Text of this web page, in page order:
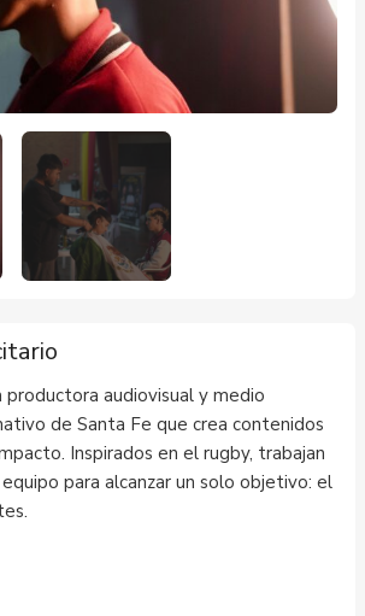
productora audiovisual y medio
de Santa Fe que crea contenidos
Inspirados en el rugby, trabajan
para alcanzar un solo objetivo: el